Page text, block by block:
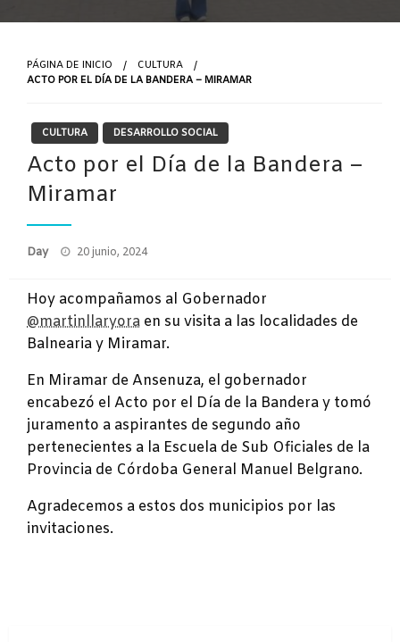
PÁGINA DE INICIO
CULTURA
ACTO POR EL DÍA DE LA BANDERA – MIRAMAR
CULTURA DESARROLLO SOCIAL
Acto por el Día de la Bandera –
Miramar
Day
Publicado
20 junio, 2024
Hoy acompañamos al Gobernador
@martinllaryora en su visita a las localidades de
Balnearia y Miramar.
En Miramar de Ansenuza, el gobernador
encabezó el Acto por el Día de la Bandera y tomó
juramento a aspirantes de segundo año
pertenecientes a la Escuela de Sub Oficiales de la
Provincia de Córdoba General Manuel Belgrano.
Agradecemos a estos dos municipios por las
invitaciones.